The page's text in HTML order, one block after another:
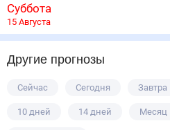
Суббота
15 Августа
Другие прогнозы
Сейчас Сегодня Завтра
10 дней 14 дней Месяц